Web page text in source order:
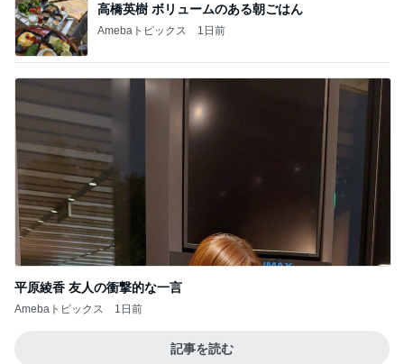
高橋英樹 ボリュームのある朝ごはん
Amebaトピックス 1日前
平原綾香 友人の衝撃的な一言
Amebaトピックス 1日前
記事を読む